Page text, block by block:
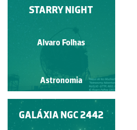
REGIÃO DE
SAGITÁRIO
Alvaro Folhas
Astronomia
STARRY NIGHT
Alvaro Folhas
Astronomia
VIA LÁCTEA
GALÁXIA NGC 2442